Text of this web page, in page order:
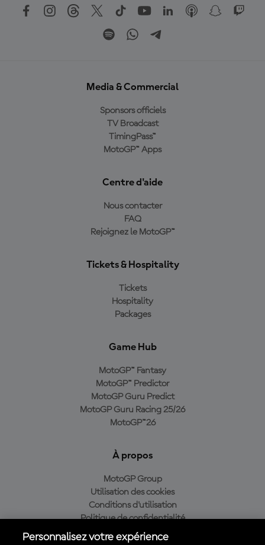
Media & Commercial
Sponsors officiels
TV Broadcast
TimingPass™
MotoGP™ Apps
Centre d'aide
Nous contacter
FAQ
Rejoignez le MotoGP™
Tickets & Hospitality
Tickets
Hospitality
Packages
Game Hub
MotoGP™ Fantasy
MotoGP™ Predictor
MotoGP Guru Predict
MotoGP Guru Racing 25/26
MotoGP™26
À propos
MotoGP Group
Utilisation des cookies
Conditions d'utilisation
Politique de confidentialité
Politique d’achat
Personnalisez votre expérience